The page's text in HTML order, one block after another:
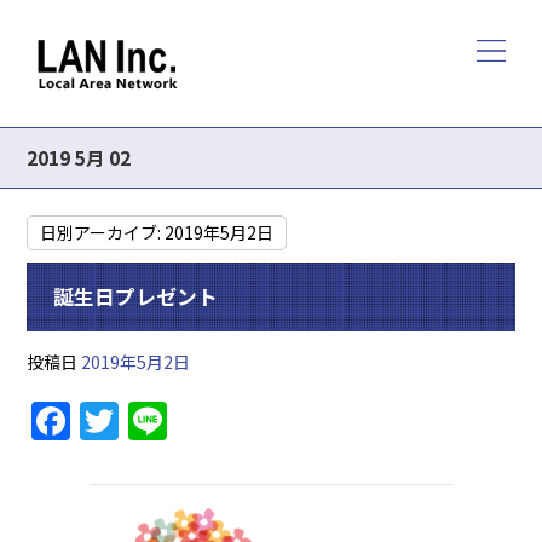
2019 5月 02
日別アーカイブ: 2019年5月2日
誕生日プレゼント
投稿日 2019年5月2日
F
a
c
T
w
itte